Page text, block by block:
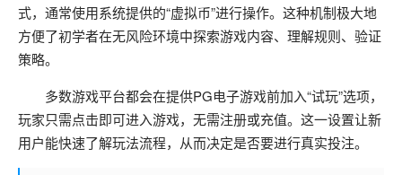
式，通常使用系统提供的“虚拟币”进行操作。这种机制极大地
方便了初学者在无风险环境中探索游戏内容、理解规则、验证
策略。
多数游戏平台都会在提供PG电子游戏前加入“试玩”选项，
玩家只需点击即可进入游戏，无需注册或充值。这一设置让新
用户能快速了解玩法流程，从而决定是否要进行真实投注。